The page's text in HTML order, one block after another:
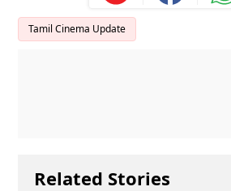
Tamil Cinema Update
Related Stories